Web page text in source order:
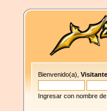
Bienvenido(a),Visitante
Ingresar con nombre